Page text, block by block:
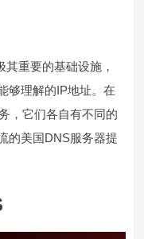
重要的基础设施，
够理解的IP地址。在
，它们各自有不同的
的美国DNS服务器提